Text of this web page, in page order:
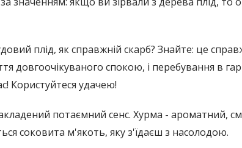
плід, як справжній скарб? Знайте: це
довгоочікуваного спокою, і перебування в
Користуйтеся удачею!
потаємний сенс. Хурма - ароматний,
соковита м'якоть, яку з'їдаєш з насолодою.